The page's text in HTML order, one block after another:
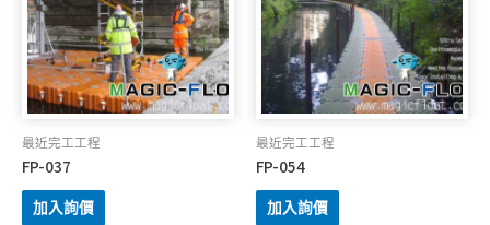
最近完工工程
FP-037
加入詢價
最近完工工程
FP-054
加入詢價